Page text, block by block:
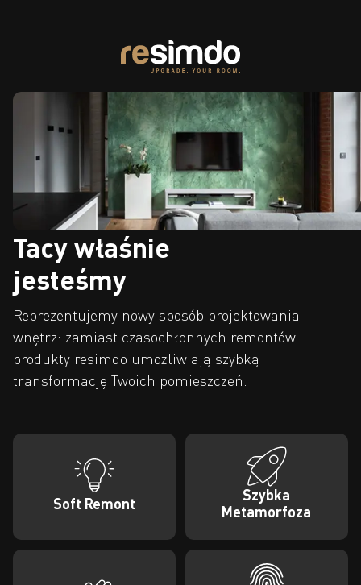
Tacy właśnie
jesteśmy
Reprezentujemy nowy sposób projektowania
wnętrz: zamiast czasochłonnych remontów,
produkty resimdo umożliwiają szybką
transformację Twoich pomieszczeń.
Soft Remont
Szybka
Metamorfoza